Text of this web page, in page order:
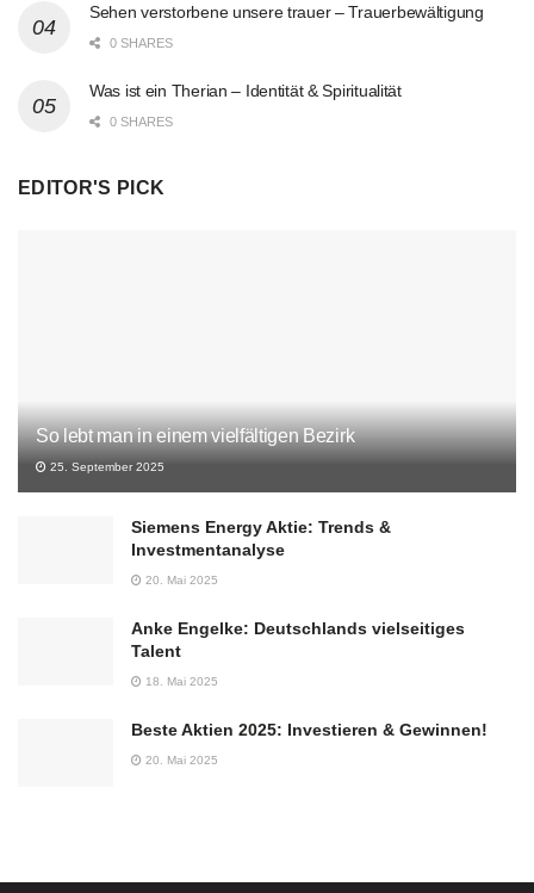
Sehen verstorbene unsere trauer – Trauerbewältigung
0 SHARES
Was ist ein Therian – Identität & Spiritualität
0 SHARES
EDITOR'S PICK
So lebt man in einem vielfältigen Bezirk
25. September 2025
Siemens Energy Aktie: Trends &
Investmentanalyse
20. Mai 2025
Anke Engelke: Deutschlands vielseitiges
Talent
18. Mai 2025
Beste Aktien 2025: Investieren & Gewinnen!
20. Mai 2025